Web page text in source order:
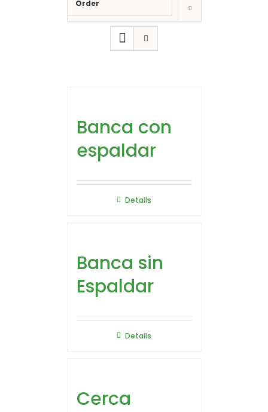
Order
Show12 Products
Banca con
espaldar
Details
Banca sin
Espaldar
Details
Cerca